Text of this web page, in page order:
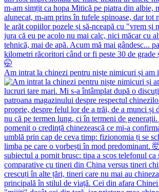
Am intrat la chinezi pentru niște nimicuri și am i